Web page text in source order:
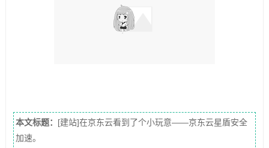
本文标题： [建站]在京东云看到了个小玩意——京东云星盾安全
加速。